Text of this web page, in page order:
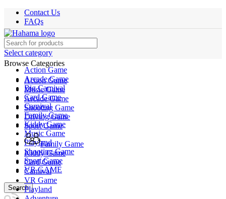
Contact Us
FAQs
Select category
Action Game
Arcade Game
Big Carnival
Card Game
Carnival
Family Game
Kiddy Game
Music Game
Playland
Shooting Game
Sport Game
VR GAME
Search
Browse Categories
Action Game
Music Game
Arcade Game
Shooting Game
Driving Game
Sport Game
Family Game
Kiddy Game
Card Game
Carnival
VR Game
Playland